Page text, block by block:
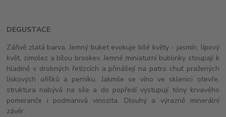
DEGUSTACE
Zářivě zlatá barva. Jemný buket evokuje bílé květy - jasmín, lipový
květ, zimolez a bílou broskev. Jemné miniaturní bublinky stoupají k
hladině v drobných řetízcích a přinášejí na patro chuť pražených
lískových oříšků a perníku. Jakmile se víno ve sklenici otevře,
struktura nabývá na síle a do popředí vystupují tóny krvavého
pomeranče i podmanivá vinozita. Dlouhý a výrazně minerální
závěr.